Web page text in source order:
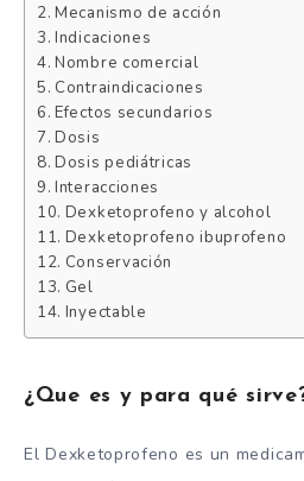
Mecanismo de acción
Indicaciones
Nombre comercial
Contraindicaciones
Efectos secundarios
Dosis
Dosis pediátricas
Interacciones
Dexketoprofeno y alcohol
Dexketoprofeno ibuprofeno
Conservación
Gel
Inyectable
¿Que es y para qué
El Dexketoprofeno es un